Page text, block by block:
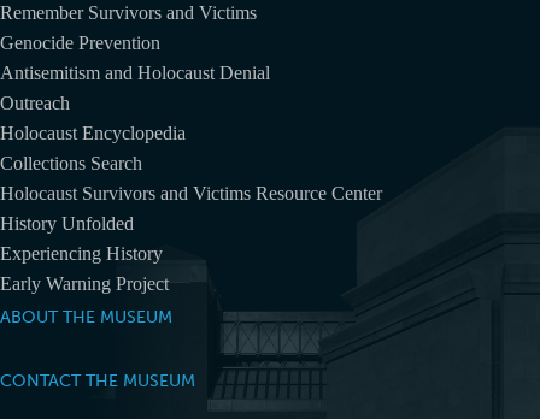
Remember Survivors and Victims
Genocide Prevention
Antisemitism and Holocaust Denial
Outreach
Holocaust Encyclopedia
Collections Search
Holocaust Survivors and Victims Resource Center
History Unfolded
Experiencing History
Early Warning Project
ABOUT THE MUSEUM
CONTACT THE MUSEUM